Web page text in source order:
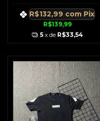
R$139,99
R$132,99 com Pix
5 x de R$33,54